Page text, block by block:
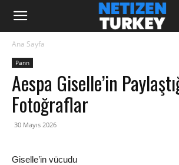
Ana Sayfa
Pann
Aespa Giselle’in
Fotoğraflar
30 Mayıs 2026
Giselle’in vücudu